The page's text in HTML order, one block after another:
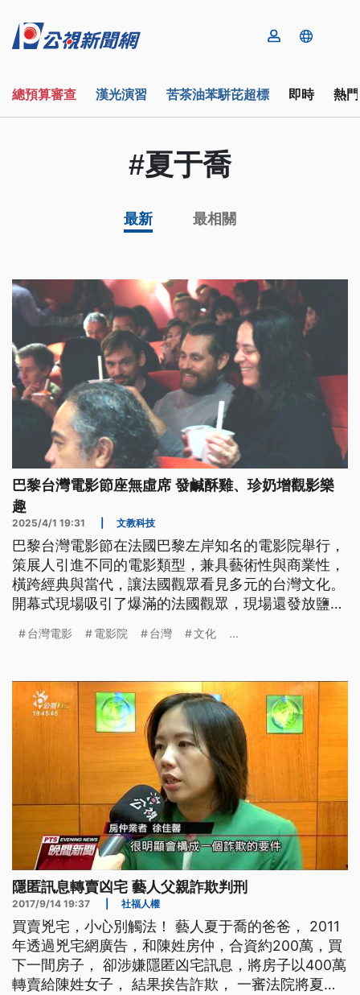
總預算審查 漢光演習 苦茶油苯駢芘超標 即時 熱
#夏于喬
最新 最相關
巴黎台灣電影節座無虛席 發鹹酥雞、珍奶增觀影樂
趣
2025/4/1 19:31 文教科技
巴黎台灣電影節在法國巴黎左岸知名的電影院舉行，
策展人引進不同的電影類型，兼具藝術性與商業性，
橫跨經典與當代，讓法國觀眾看見多元的台灣文化。
開幕式現場吸引了爆滿的法國觀眾，現場還發放鹽酥
視國際記者陳文政與陳希倫在法國巴黎的現場報導。
台灣電影 電影院 台灣 文化 ...
隱匿訊息轉賣凶宅 藝人父親詐欺判刑
2017/9/14 19:37 社福人權
買賣兇宅，小心別觸法！ 藝人夏于喬的爸爸， 2011
年透過兇宅網廣告，和陳姓房仲，合資約200萬，買
下一間房子， 卻涉嫌隱匿凶宅訊息，將房子以400萬
轉賣給陳姓女子， 結果挨告詐欺， 一審法院將夏于